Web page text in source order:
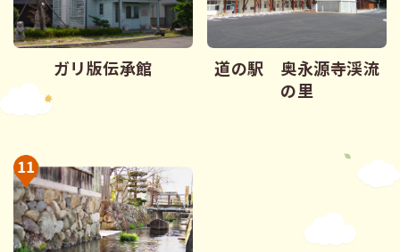
ガリ版伝承館
道の駅 奥永源寺渓流
の里